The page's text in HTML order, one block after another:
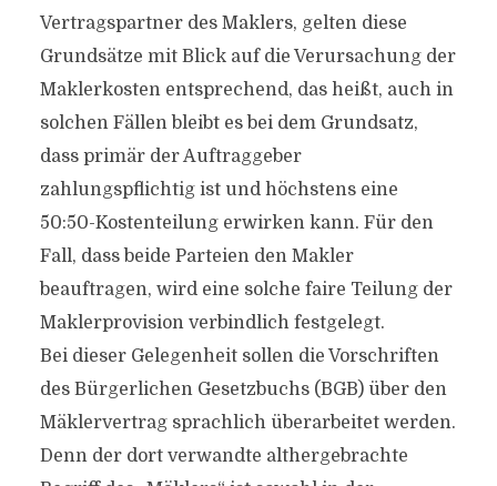
Vertragspartner des Maklers, gelten diese
Grundsätze mit Blick auf die Verursachung der
Maklerkosten entsprechend, das heißt, auch in
solchen Fällen bleibt es bei dem Grundsatz,
dass primär der Auftraggeber
zahlungspflichtig ist und höchstens eine
50:50-Kostenteilung erwirken kann. Für den
Fall, dass beide Parteien den Makler
beauftragen, wird eine solche faire Teilung der
Maklerprovision verbindlich festgelegt.
Bei dieser Gelegenheit sollen die Vorschriften
des Bürgerlichen Gesetzbuchs (BGB) über den
Mäklervertrag sprachlich überarbeitet werden.
Denn der dort verwandte althergebrachte